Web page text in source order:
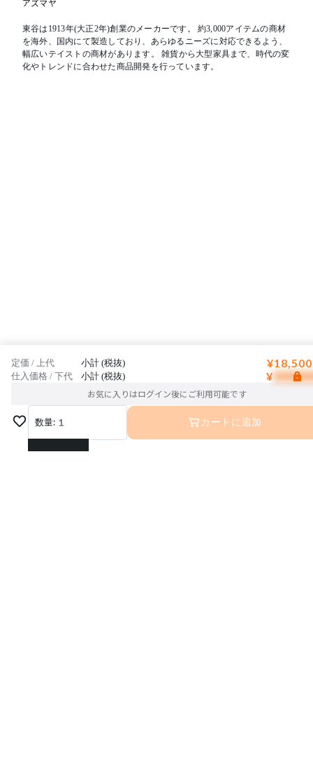
アズマヤ
東谷は1913年(大正2年)創業のメーカーです。 約3,000アイテムの商材
を海外、国内にて製造しており、あらゆるニーズに対応できるよう、
幅広いテイストの商材があります。 雑貨から大型家具まで、時代の変
化やトレンドに合わせた商品開発を行っています。
定価 / 上代 小計 (税抜)
仕入価格 / 下代 小計 (税抜) ¥
お気に入りはログイン後にご利用可能です
数量: 1
1
カートに追加